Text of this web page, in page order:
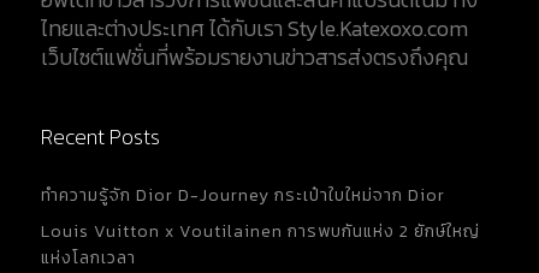
เป็นที่รู้จักภายใต้ชื่อ Raiguel...
ไทยและต่างประเทศ ได้กับเรา Style.Katexoxo.com
เว็บไซต์แฟชั่นที่พร้อมรายงานข่าวสารส่งตรงถึงคุณ
Recent Posts
ทำความรู้จัก Dior D-Journey กระเป๋าใบใหม่จาก Dior
Louis Vuitton x Voutilainen การพบกันแห่ง 2 ยักษ์ใหญ่
แห่งโลกเวลา